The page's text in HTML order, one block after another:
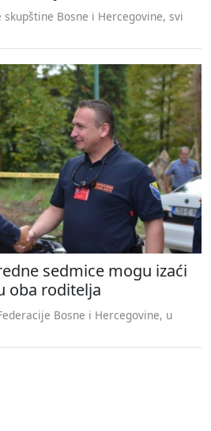
Bosne i Hercegovine, svi
sedmice mogu izaći
oba roditelja
Bosne i Hercegovine, u